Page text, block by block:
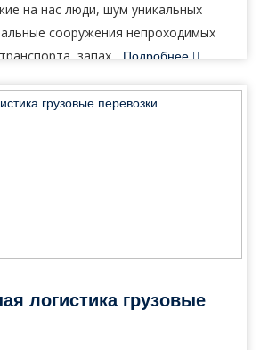
на нас люди, шум уникальных
сооружения непроходимых
запах...Подробнее
логистика грузовые
груза